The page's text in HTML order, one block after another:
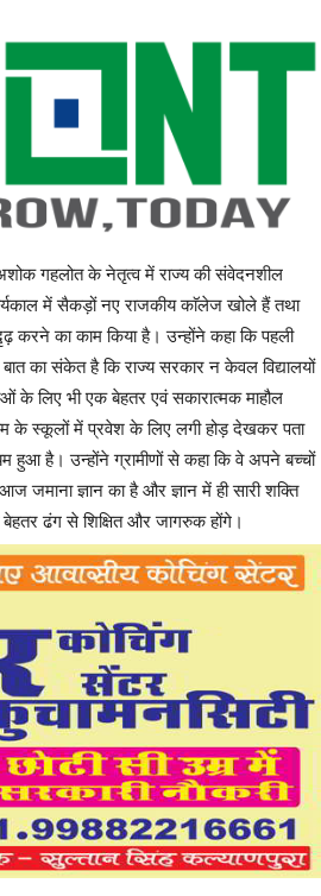
अशोक गहलोत के नेतृत्व में राज्य की संवेदनशील
में सैकड़ों नए राजकीय काॅलेज खोले हैं तथा
करने का काम किया है। उन्होंने कहा कि पहली
बात का संकेत है कि राज्य सरकार न केवल विद्यालयों
के लिए भी एक बेहतर एवं सकारात्मक माहौल
के स्कूलों में प्रवेश के लिए लगी होड़ देखकर पता
हुआ है। उन्होंने ग्रामीणों से कहा कि वे अपने बच्चों
ज्ञान का है और ज्ञान में ही सारी शक्ति
बेहतर ढंग से शिक्षित और जागरुक होंगे।